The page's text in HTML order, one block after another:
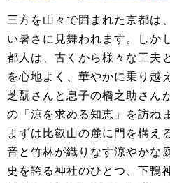
三方を山々で囲まれた京都は
い暑さに見舞われます。しか
都人は、古くから様々な工夫
を心地よく、華やかに乗り越
芝翫さんと息子の橋之助さん
の「涼を求める知恵」を訪ね
まずは比叡山の麓に門を構え
音と竹林が織りなす涼やかな
史を誇る神社のひとつ、下鴨